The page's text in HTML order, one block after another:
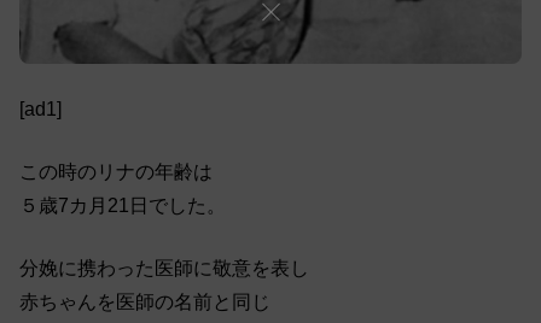
[ad1]
この時のリナの年齢は
５歳7カ月21日でした。
分娩に携わった医師に敬意を表し
赤ちゃんを医師の名前と同じ